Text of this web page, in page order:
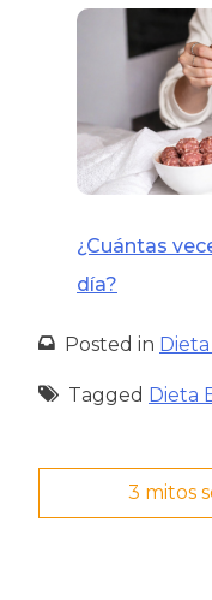
¿Cuántas
día?
Posted in
Tagged Dieta
3 mitos